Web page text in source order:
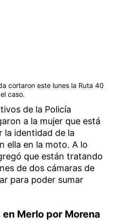
cortaron este lunes la Ruta 40
caso.
de la Policía
a la mujer que está
la identidad de la
ella en la moto.​ A lo
que están tratando
de dos cámaras de
para poder sumar
Merlo por Morena